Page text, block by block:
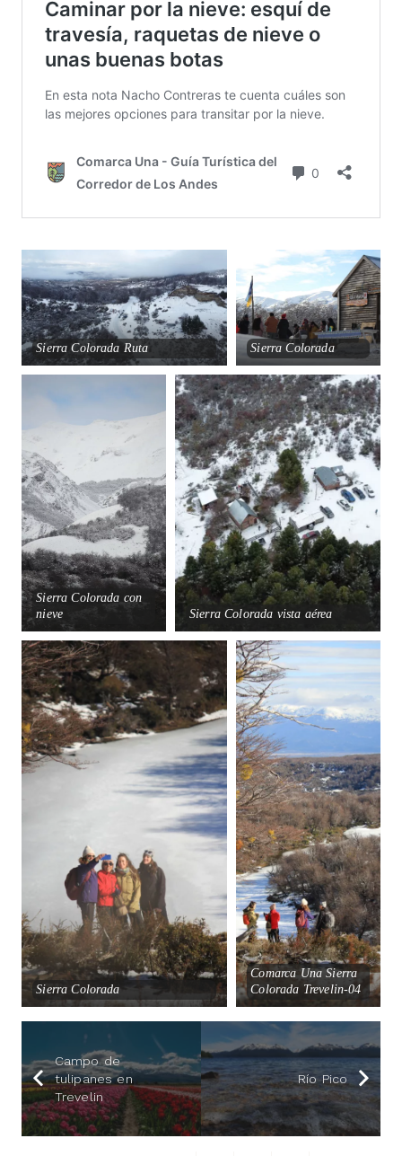
Sierra Colorada Ruta Sierra Colorada
Sierra Colorada con
nieve
Sierra Colorada vista aérea
Sierra Colorada
Comarca Una Sierra
Colorada Trevelin-04
Campo de
tulipanes en
Trevelin
Río Pico